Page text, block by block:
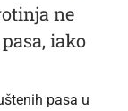
ne
iako
pasa u